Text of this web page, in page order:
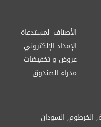
الأصناف المستدعاة
الإمداد الإلكتروني
عروض و تخفيضات
مدراء الصندوق